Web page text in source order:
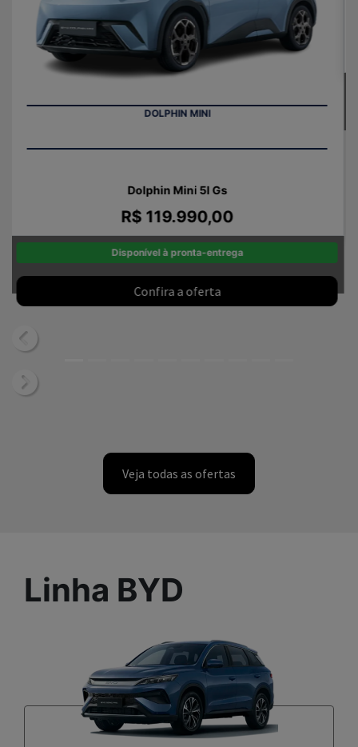
Dolphin Gs
R$ 149.990,00
Disponível à pronta-entrega
Confira a oferta
templates.template-
Veja todas as ofertas
Linha BYD
Song Pro DM-i Flex
Compre agora
Anterior